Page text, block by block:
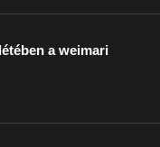
a weimari